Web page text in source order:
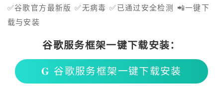
✅谷歌官方最新版 ✅无病毒 ✅已通过安全检测 📲一键下
载与安装
谷歌服务框架一键下载安装：
𝐆 谷歌服务框架一键下载安装